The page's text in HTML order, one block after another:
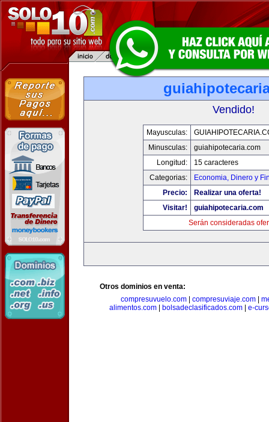
Vendido!
Mayusculas:
Minusculas:
guiahipotecaria.com
Longitud:
15 caracteres
Categorias:
Economia, Dinero y
Precio:
Realizar una oferta!
Visitar!
guiahipotecaria.com
Serán consideradas
Otros dominios en venta:
compresuvuelo.com
compresuviaje.com
alimentos.com
bolsadeclasificados.com e-